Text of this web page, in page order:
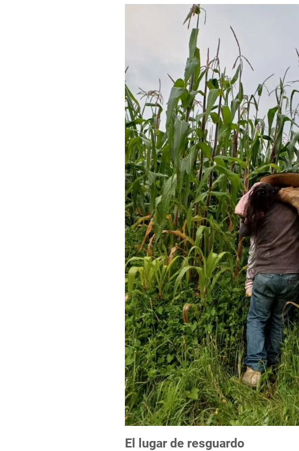
El lugar de resguardo